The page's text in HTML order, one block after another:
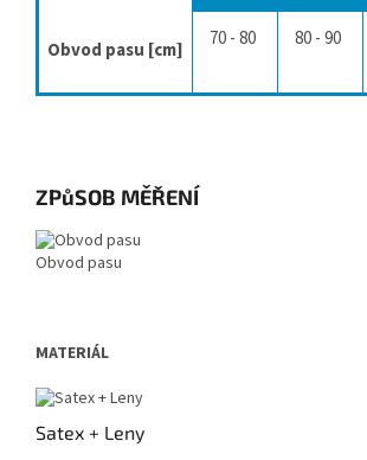
Obvod pasu [cm] 70 - 80 80 - 90
ZPůSOB MĚŘENÍ
Obvod pasu
MATERIÁL
Satex + Leny